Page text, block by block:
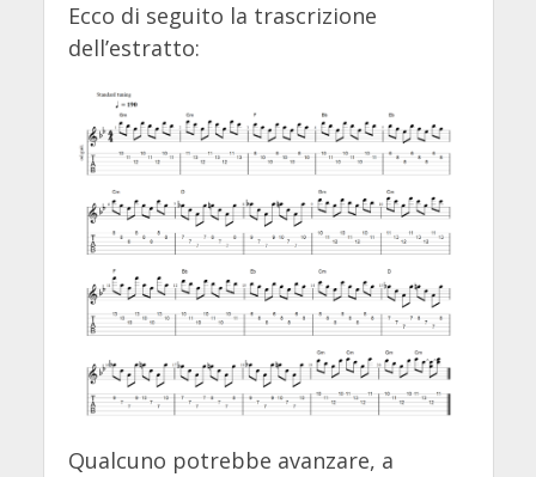
Ecco di seguito la trascrizione
dell’estratto:
Qualcuno potrebbe avanzare, a